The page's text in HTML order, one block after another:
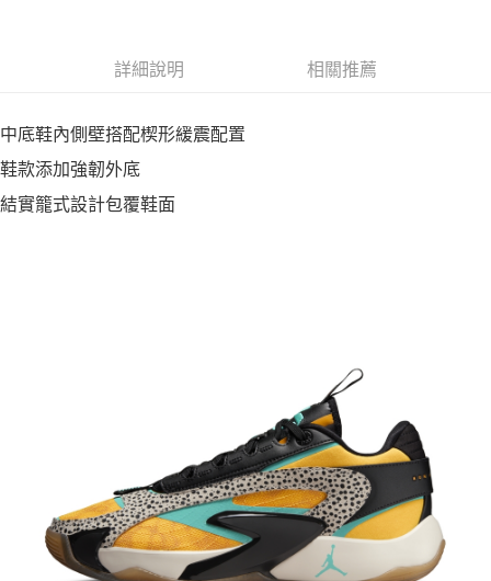
詳細說明 相關推薦
中底鞋內側壁搭配楔形緩震配置
鞋款添加強韌外底
結實籠式設計包覆鞋面